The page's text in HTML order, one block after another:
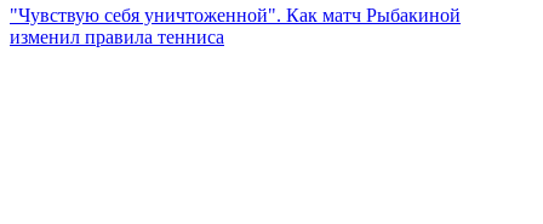
"Чувствую себя уничтоженной". Как матч Рыбакиной
изменил правила тенниса